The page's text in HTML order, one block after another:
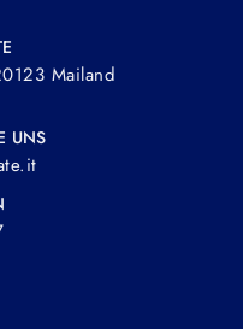
Mailand
UNS